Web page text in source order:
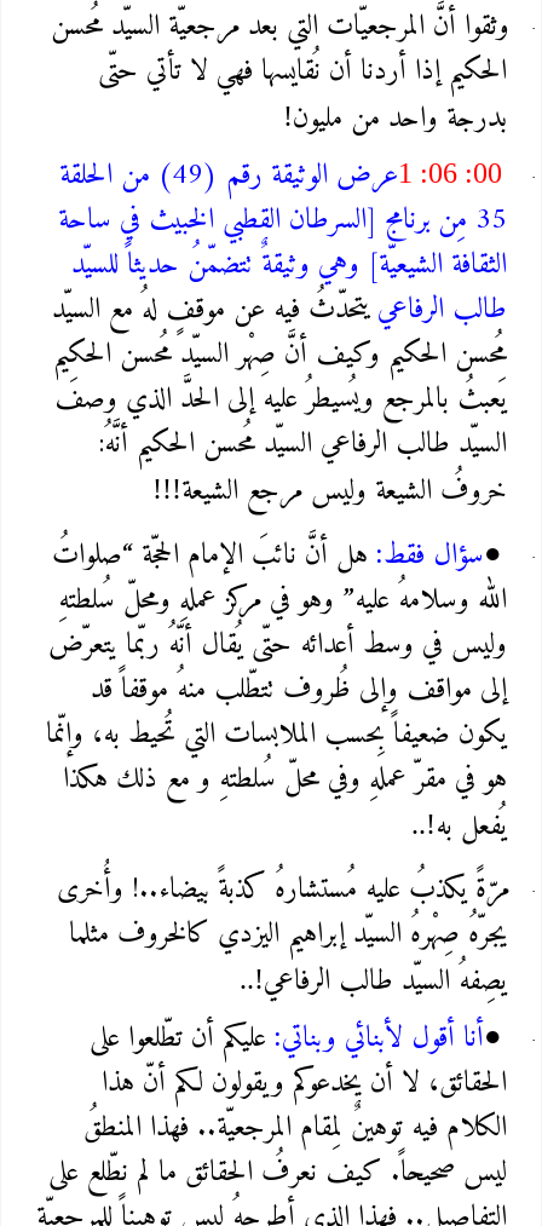
وثقوا أنَّ المرجعيّات التي بعد مرجعيّة السيّد مُحسن
الحكيم إذا أردنا أن نُقايسها فهي لا تأتي حتّى
بدرجة واحد من مليون!
1 :06 :00
عرض الوثيقة رقم (49) من الحلقة
35 مِن برنامج [السرطان القطبي الخبيث في ساحة
الثقافة الشيعيّة] وهي وثيقةٌ تتضمّنُ حديثاً للسيّد
طالب الرفاعييتحدّثُ فيه عن موقفٍ لهُ مع السيّد
مُحسن الحكيم وكيف أنَّ صِهْر السيّد مُحسن الحكيم
يَعبثُ بالمرجع ويُسيطرُ عليه إلى الحدَّ الذي وصفَ
السيّد طالب الرفاعي السيّد مُحسن الحكيم أنَّهُ:
خروفُ الشيعة وليس مرجع الشيعة!!!
●سؤال فقط: هل أنَّ نائبَ الإمام الحجّة “صلواتُ
الله وسلامهُ عليه” وهو في مركز عملهِ ومحلّ سُلطتهِ
وليس في وسط أعدائه حتّى يُقال أنّهُ ربّما يتعرّض
إلى مواقف وإلى ظُروف تتطّلب منهُ موقفاً قد
يكون ضعيفاً بِحسب الملابسات التي تُحيط به، وإنّما
هو في مقرّ عملهِ وفي محلّ سُلطتهِ و مع ذلك هكذا
يُفعل به..!
مرّةً يكذبُ عليه مُستشارهُ كذبةً بيضاء..! وأُخرى
يجرّهُ صِهْرهُ السيّد إبراهيم اليزدي كالخروف مثلما
يصِفهُ السيّد طالب الرفاعي..!
●أنا أقول لأبنائي وبناتي: عليكم أن تطّلعوا على
الحقائق، لا أن يخدعوكم ويقولون لكم أنّ هذا
الكلام فيه توهينٌ لِمقام المرجعيّة.. فهذا المنطقُ
ليس صحيحاً. كيف نعرفُ الحقائق ما لم نطّلع على